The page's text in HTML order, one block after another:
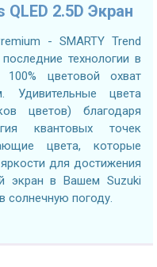
2.5D Экран
- SMARTY Trend
технологии в
100% цветовой охват
Удивительные цвета
цветов) благодаря
квантовых точек
цвета, которые
для достижения
экран в Вашем Suzuki
солнечную погоду.